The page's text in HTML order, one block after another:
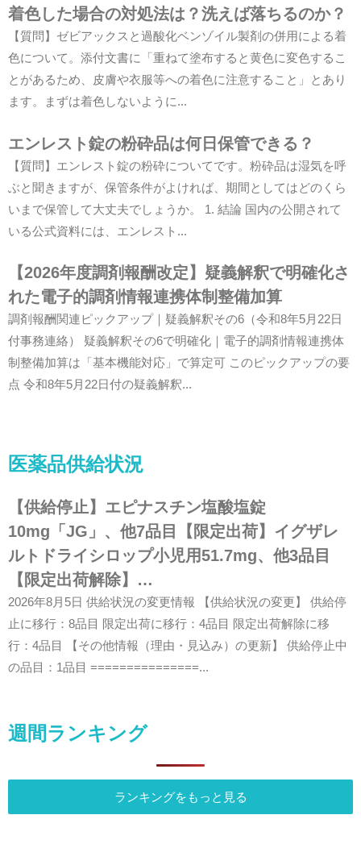
着色した場合の対処法は？洗えば落ちるのか？
【質問】ゼビアックスと過酸化ベンゾイル製剤の併用による着
色について。添付文書に「重ねて塗布すると黄色に変色するこ
とがあるため、皮膚や衣服等への着色に注意すること」とあり
ます。まずは着色しないように...
エンレスト錠の粉砕品は何日保管できる？
【質問】エンレスト錠の粉砕についてです。粉砕品は湿気を呼
ぶと聞きますが、保管条件がよければ、期間としてはどのくら
いまで保管して大丈夫でしょうか。 1. 結論 国内の公開されて
いる公式資料には、エンレスト...
【2026年度調剤報酬改定】疑義解釈で明確化さ
れた電子的調剤情報連携体制整備加算
調剤報酬関連ピックアップ｜疑義解釈その6（令和8年5月22日
付事務連絡） 疑義解釈その6で明確化｜電子的調剤情報連携体
制整備加算は「基本機能対応」で算定可 このピックアップの要
点 令和8年5月22日付の疑義解釈...
医薬品供給状況
【供給停止】エピナスチン塩酸塩錠
10mg「JG」、他7品目【限定出荷】イグザレ
ルトドライシロップ小児用51.7mg、他3品目
【限定出荷解除】…
2026年8月5日 供給状況の変更情報 【供給状況の変更】 供給停
止に移行：8品目 限定出荷に移行：4品目 限定出荷解除に移
行：4品目 【その他情報（理由・見込み）の更新】 供給停止中
の品目：1品目 ===============...
週間ランキング
ランキングをもっと見る